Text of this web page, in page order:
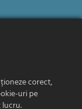
corect,
uri pe